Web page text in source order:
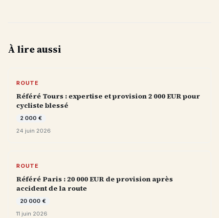
À lire aussi
ROUTE
Référé Tours : expertise et provision 2 000 EUR pour
cycliste blessé
2 000 €
24 juin 2026
ROUTE
Référé Paris : 20 000 EUR de provision après
accident de la route
20 000 €
11 juin 2026